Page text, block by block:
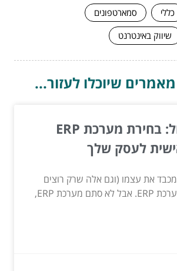
כללי
סמארטפונים
שיווק באינטרנט
שיוכלו לעזור...
הדרך לייעול: בחירת מערכת ERP
לעסק שלך
את עצמו (וגם אלה שרק רוצים
להצליח) חייב מערכת ERP. אבל לא סתם מערכת ERP,